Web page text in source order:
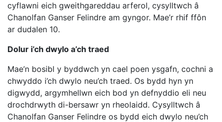
cyflawni eich gweithgareddau arferol, cysylltwch â
Chanolfan Ganser Felindre am gyngor. Mae’r rhif ffôn
ar dudalen 10.
Dolur i’ch dwylo a’ch traed
Mae’n bosibl y byddwch yn cael poen ysgafn, cochni a
chwyddo i’ch dwylo neu’ch traed. Os bydd hyn yn
digwydd, argymhellwn eich bod yn defnyddio eli neu
drochdrwyth di-bersawr yn rheolaidd. Cysylltwch â
Chanolfan Ganser Felindre os bydd eich dwylo neu’ch